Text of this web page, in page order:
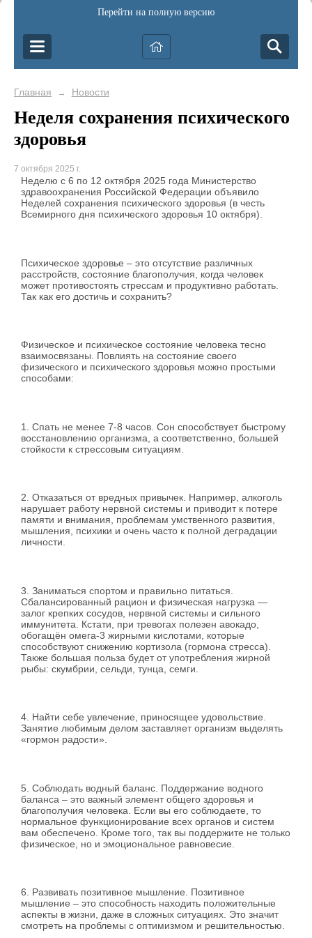
Перейти на полную версию
Главная → Новости
Неделя сохранения психического
здоровья
7 октября 2025 г.
Неделю с 6 по 12 октября 2025 года Министерство
здравоохранения Российской Федерации объявило
Неделей сохранения психического здоровья (в честь
Всемирного дня психического здоровья 10 октября).
Психическое здоровье – это отсутствие различных
расстройств, состояние благополучия, когда человек
может противостоять стрессам и продуктивно работать.
Так как его достичь и сохранить?
Физическое и психическое состояние человека тесно
взаимосвязаны. Повлиять на состояние своего
физического и психического здоровья можно простыми
способами:
1. Спать не менее 7-8 часов. Сон способствует быстрому
восстановлению организма, а соответственно, большей
стойкости к стрессовым ситуациям.
2. Отказаться от вредных привычек. Например, алкоголь
нарушает работу нервной системы и приводит к потере
памяти и внимания, проблемам умственного развития,
мышления, психики и очень часто к полной деградации
личности.
3. Заниматься спортом и правильно питаться.
Сбалансированный рацион и физическая нагрузка —
залог крепких сосудов, нервной системы и сильного
иммунитета. Кстати, при тревогах полезен авокадо,
обогащён омега-3 жирными кислотами, которые
способствуют снижению кортизола (гормона стресса).
Также большая польза будет от употребления жирной
рыбы: скумбрии, сельди, тунца, семги.
4. Найти себе увлечение, приносящее удовольствие.
Занятие любимым делом заставляет организм выделять
«гормон радости».
5. Соблюдать водный баланс. Поддержание водного
баланса – это важный элемент общего здоровья и
благополучия человека. Если вы его соблюдаете, то
нормальное функционирование всех органов и систем
вам обеспечено. Кроме того, так вы поддержите не только
физическое, но и эмоциональное равновесие.
6. Развивать позитивное мышление. Позитивное
мышление – это способность находить положительные
аспекты в жизни, даже в сложных ситуациях. Это значит
смотреть на проблемы с оптимизмом и решительностью.